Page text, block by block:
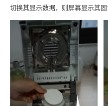
切换其显示数据，则屏幕显示其固